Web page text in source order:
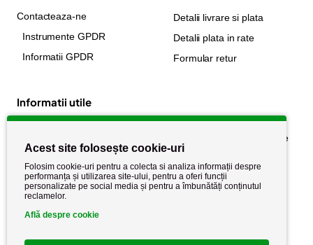
Contacteaza-ne
Instrumente GPDR
Informatii GPDR
Detalii livrare si plata
Detalii plata in rate
Formular retur
Informatii utile
Politica de cookie
Politica de confidențialitate
Termeni si conditii
Acest site folosește cookie-uri
Folosim cookie-uri pentru a colecta si analiza informații despre
performanța și utilizarea site-ului, pentru a oferi funcții
personalizate pe social media și pentru a îmbunătăți conținutul
reclamelor.
Află despre cookie